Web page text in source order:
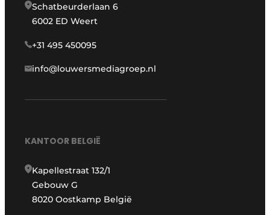
Schatbeurderlaan 6
6002 ED Weert
+31 495 450095
info@louwersmediagroep.nl
KANTOOR BELGIË
Kapellestraat 132/1
Gebouw G
8020 Oostkamp België